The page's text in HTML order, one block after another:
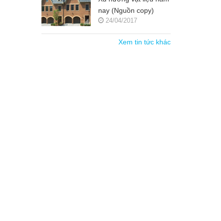
nay (Nguồn copy)
24/04/2017
Xem tin tức khác